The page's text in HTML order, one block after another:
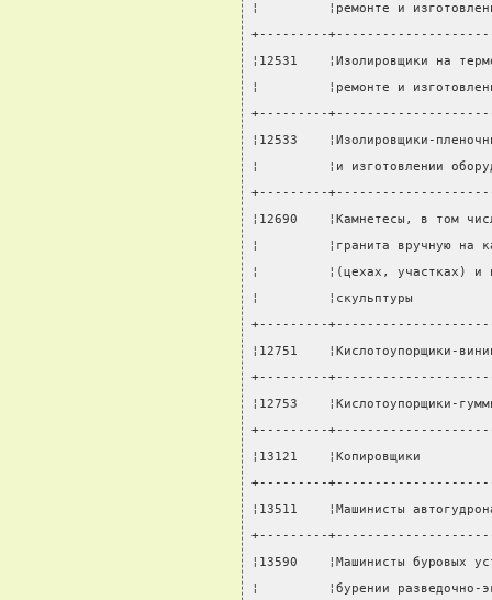
¦         ¦ремонте и
+---------
¦12531    ¦Изолировщики на
¦         ¦ремонте и
+---------
¦12533    ¦Изолировщики-
¦         ¦и изготовлении
+---------
¦12690    ¦Камнетесы, в том
¦         ¦гранита вручную на
¦         ¦(цехах, участках) и
¦         ¦скульптуры
+---------
¦12751
+---------
¦12753
+---------
¦13121
+---------
¦13511    ¦Машинисты
+---------
¦13590    ¦Машинисты буровых
¦         ¦бурении разведочно-